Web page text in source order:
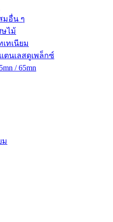
มอื่น ๆ
ษไม้
ทเนียม
ตนเลสดูเพล็กซ์
/ 65mn
ม